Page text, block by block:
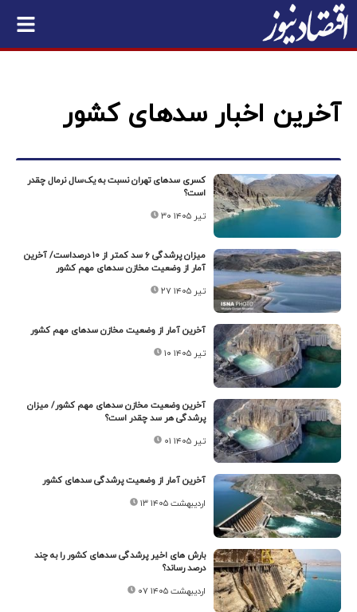
آخرین اخبار سدهای کشور
کسری سدهای تهران نسبت به یک‌سال نرمال چقدر
است؟
۳۰ تیر ۱۴۰۵
میزان پرشدگی ۶ سد کمتر از ۱۰ درصداست/ آخرین
آمار از وضعیت مخازن سدهای مهم کشور
۲۷ تیر ۱۴۰۵
آخرین آمار از وضعیت مخازن سدهای مهم کشور
۱۰ تیر ۱۴۰۵
آخرین وضعیت مخازن سدهای مهم کشور/ میزان
پرشدگی هر سد چقدر است؟
۰۱ تیر ۱۴۰۵
آخرین آمار از وضعیت پرشدگی سدهای کشور
۱۳ اردیبهشت ۱۴۰۵
بارش های اخیر پرشدگی سدهای کشور را به چند
درصد رساند؟
۰۷ اردیبهشت ۱۴۰۵